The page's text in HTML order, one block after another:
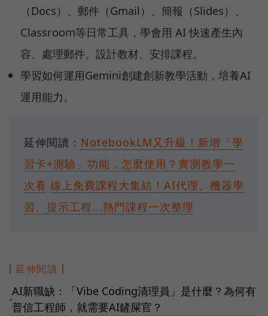
（Docs）、郵件（Gmail）、簡報（Slides）、
Classroom等日常工具，學會用 AI 快速產生內
容、處理郵件、設計教材、安排課程。
學習如何運用Gemini創建創新教學活動，培養AI
運用能力。
延伸閱讀： NotebookLM又升級！新增「學
習卡+測驗」功能，怎麼使用？實測教學一
次看 線上免費課程大集結！AI代理、機器學
習、提示工程...熱門課程一次整理
延伸閱讀
●
AI新職缺：「Vibe Coding清理員」是什麼？為何有
普信工程師，就需要AI鏟屎官？